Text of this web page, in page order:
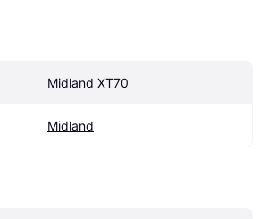
Midland XT70
Midland